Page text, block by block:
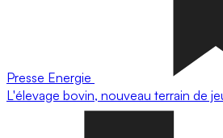
Presse Energie
L'élevage bovin, nouveau terrain de